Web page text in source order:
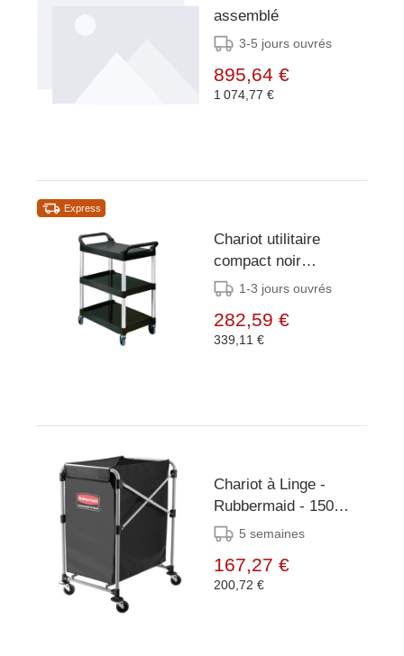
assemblé
3-5 jours ouvrés
895,64 €
1 074,77 €
Express
Chariot utilitaire
compact noir
Rubbermaid
1-3 jours ouvrés
282,59 €
339,11 €
Chariot à Linge -
Rubbermaid - 150
Litres - Livré sans Sac
5 semaines
167,27 €
200,72 €